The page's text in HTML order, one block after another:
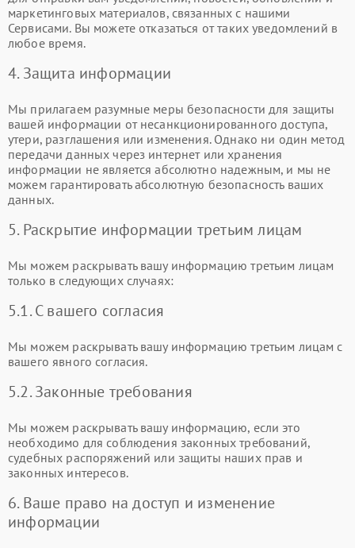
маркетинговых материалов, связанных с нашими
Сервисами. Вы можете отказаться от таких уведомлений в
любое время.
4. Защита информации
Мы прилагаем разумные меры безопасности для защиты
вашей информации от несанкционированного доступа,
утери, разглашения или изменения. Однако ни один метод
передачи данных через интернет или хранения
информации не является абсолютно надежным, и мы не
можем гарантировать абсолютную безопасность ваших
данных.
5. Раскрытие информации третьим лицам
Мы можем раскрывать вашу информацию третьим лицам
только в следующих случаях:
5.1. С вашего согласия
Мы можем раскрывать вашу информацию третьим лицам с
вашего явного согласия.
5.2. Законные требования
Мы можем раскрывать вашу информацию, если это
необходимо для соблюдения законных требований,
судебных распоряжений или защиты наших прав и
законных интересов.
6. Ваше право на доступ и изменение
информации